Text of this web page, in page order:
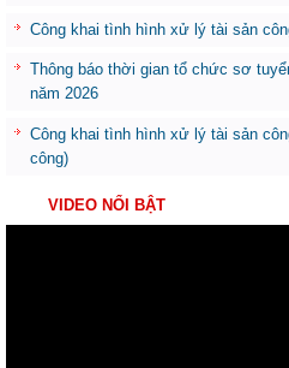
Công khai tình hình xử lý tài sản
Thông báo thời gian tổ chức sơ
năm 2026
Công khai tình hình xử lý tài sản
công)
VIDEO NỔI BẬT